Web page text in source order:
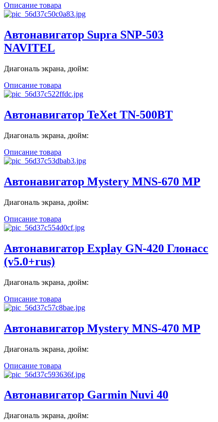
Описание товара
Автонавигатор Supra SNP-503
NAVITEL
Диагональ экрана, дюйм:
Описание товара
Автонавигатор TeXet TN-500BT
Диагональ экрана, дюйм:
Описание товара
Автонавигатор Mystery MNS-670 MP
Диагональ экрана, дюйм:
Описание товара
Автонавигатор Explay GN-420 Глонасс
(v5.0+rus)
Диагональ экрана, дюйм:
Описание товара
Автонавигатор Mystery MNS-470 MP
Диагональ экрана, дюйм:
Описание товара
Автонавигатор Garmin Nuvi 40
Диагональ экрана, дюйм: